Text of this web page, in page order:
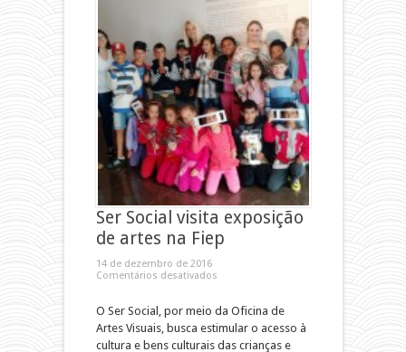
Ser Social visita exposição
de artes na Fiep
14 de dezembro de 2016
Comentários desativados
O Ser Social, por meio da Oficina de
Artes Visuais, busca estimular o acesso à
cultura e bens culturais das crianças e